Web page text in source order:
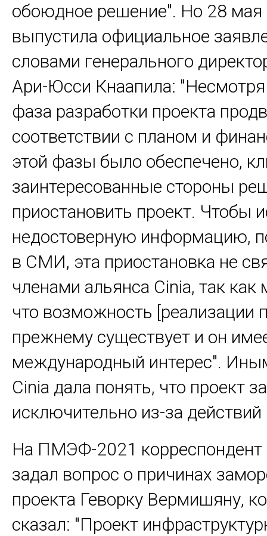
обоюдное решение". Но 28 мая
выпустила официальное
словами генерального
Ари-Юсси Кнаапила: "Несмотря
фаза разработки проекта
соответствии с планом и
этой фазы было обеспечено,
заинтересованные стороны
приостановить проект. Чтобы
недостоверную информацию,
в СМИ, эта приостановка не
членами альянса Cinia, так
что возможность [реализации
прежнему существует и он
международный интерес".
Cinia дала понять, что проект
исключительно из-за
На ПМЭФ-2021 корреспондент
задал вопрос о причинах
проекта Геворку Вермишяну,
сказал: "Проект